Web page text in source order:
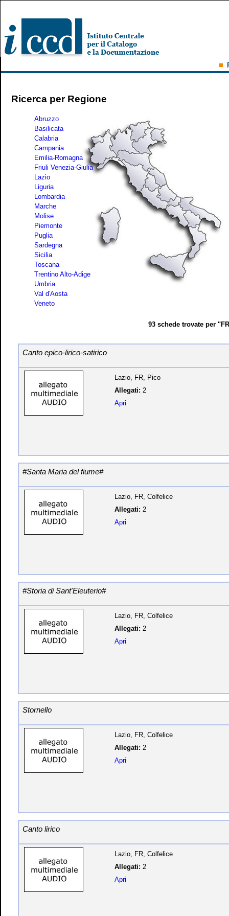
Ricerca per Regione
Abruzzo
Basilicata
Calabria
Campania
Emilia-Romagna
Friuli Venezia-Giulia
Lazio
Liguria
Lombardia
Marche
Molise
Piemonte
Puglia
Sardegna
Sicilia
Toscana
Trentino Alto-Adige
Umbria
Val d'Aosta
Veneto
93 schede trovate per
Canto epico-lirico-satirico
Lazio, FR, Pico
Allegati: 2
Apri
#Santa Maria del fiume#
Lazio, FR, Colfelice
Allegati: 2
Apri
#Storia di Sant'Eleuterio#
Lazio, FR, Colfelice
Allegati: 2
Apri
Stornello
Lazio, FR, Colfelice
Allegati: 2
Apri
Canto lirico
Lazio, FR, Colfelice
Allegati: 2
Apri